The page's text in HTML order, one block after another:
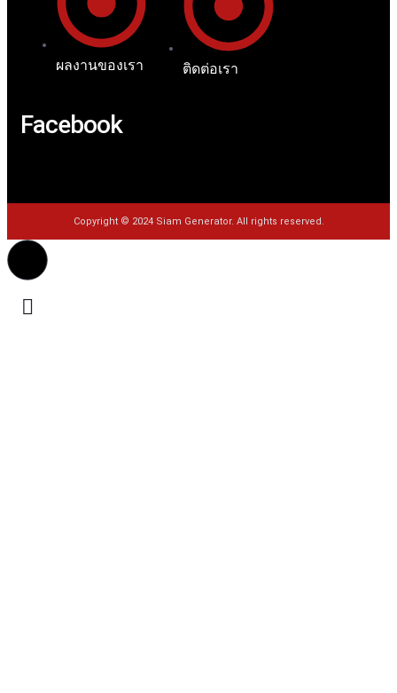
ผลงานของเรา ติดต่อเรา
Facebook
Copyright © 2024 Siam Generator. All rights reserved.